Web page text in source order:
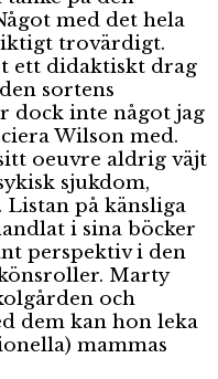
med det hela
trovärdigt.
ett didaktiskt drag
sortens
dock inte något jag
Wilson med.
oeuvre aldrig väjt
sjukdom,
Listan på känsliga
i sina böcker
perspektiv i den
Marty
och
dem kan hon leka
mammas